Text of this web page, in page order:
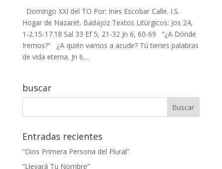
Domingo XXI del TO Por: Ines Escobar Calle. I.S.
Hogar de Nazaret. Badajoz Textos Litúrgicos: Jos 24,
1-2.15-17.18 Sal 33 Ef 5, 21-32 Jn 6, 60-69 “¿A Dónde
Iremos?” ¿A quién vamos a acudir? Tú tienes palabras
de vida eterna. Jn 6,...
buscar
Entradas recientes
“Dios Primera Persona del Plural”
“Llevará Tu Nombre”